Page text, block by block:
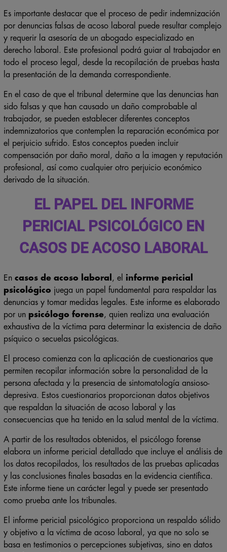
Es importante destacar que el proceso de pedir indemnización
por denuncias falsas de acoso laboral puede resultar complejo
y requerir la asesoría de un abogado especializado en
derecho laboral. Este profesional podrá guiar al trabajador en
todo el proceso legal, desde la recopilación de pruebas hasta
la presentación de la demanda correspondiente.
En el caso de que el tribunal determine que las denuncias han
sido falsas y que han causado un daño comprobable al
trabajador, se pueden establecer diferentes conceptos
indemnizatorios que contemplen la reparación económica por
el perjuicio sufrido. Estos conceptos pueden incluir
compensación por daño moral, daño a la imagen y reputación
profesional, así como cualquier otro perjuicio económico
derivado de la situación.
EL PAPEL DEL INFORME
PERICIAL PSICOLÓGICO EN
CASOS DE ACOSO LABORAL
En casos de acoso laboral , el informe pericial
psicológico juega un papel fundamental para respaldar las
denuncias y tomar medidas legales. Este informe es elaborado
por un psicólogo forense, quien realiza una evaluación
exhaustiva de la víctima para determinar la existencia de daño
psíquico o secuelas psicológicas.
El proceso comienza con la aplicación de cuestionarios que
permiten recopilar información sobre la personalidad de la
persona afectada y la presencia de sintomatología ansioso-
depresiva. Estos cuestionarios proporcionan datos objetivos
que respaldan la situación de acoso laboral y las
consecuencias que ha tenido en la salud mental de la víctima.
A partir de los resultados obtenidos, el psicólogo forense
elabora un informe pericial detallado que incluye el análisis de
los datos recopilados, los resultados de las pruebas aplicadas
y las conclusiones finales basadas en la evidencia científica.
Este informe tiene un carácter legal y puede ser presentado
como prueba ante los tribunales.
El informe pericial psicológico proporciona un respaldo sólido
y objetivo a la víctima de acoso laboral, ya que no solo se
basa en testimonios o percepciones subjetivas, sino en datos